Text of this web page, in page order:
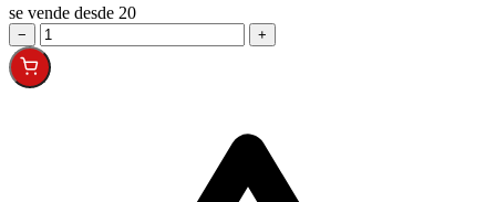
se vende desde 20
− +